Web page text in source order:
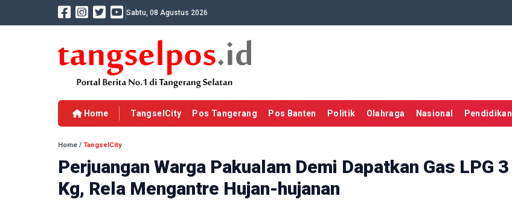
Sabtu, 08 Agustus 2026
Home TangselCity Pos Tangerang Pos Banten Politik Olahraga Nasional Pendidikan
Home / TangselCity
Perjuangan Warga Pakualam Demi Dapatkan Gas LPG 3
Kg, Rela Mengantre Hujan-hujanan